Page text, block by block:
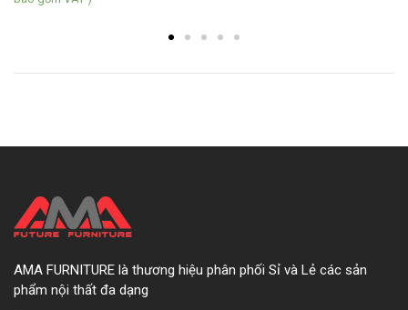
AMA FURNITURE là thương hiệu phân phối Sỉ và Lẻ các sản
phẩm nội thất đa dạng